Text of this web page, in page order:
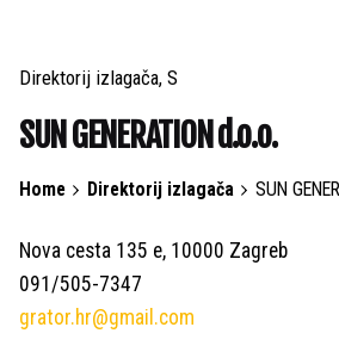
Direktorij izlagača S
SUN GENERATION d.o.o.
Home Direktorij izlagača SUN
Nova cesta 135 e, 10000 Zagreb
091/505-7347
grator.hr@gmail.com